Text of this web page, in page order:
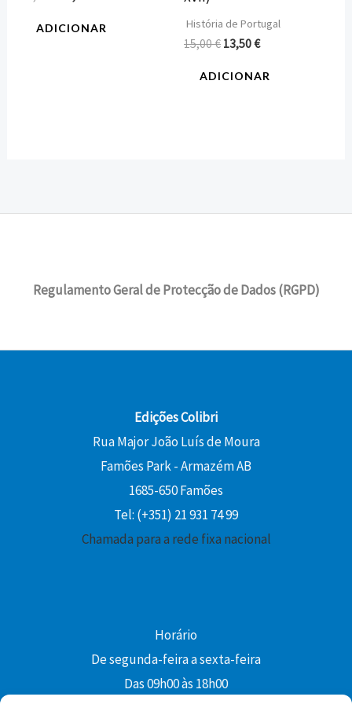
ADICIONAR História de Portugal
15,00€ 13,50€
ADICIONAR
Regulamento Geral de Protecção de Dados (RGPD)
Edições Colibri
Rua Major João Luís de Moura
Famões Park - Armazém AB
1685-650 Famões
Tel: (+351) 21 931 74 99
Chamada para a rede fixa nacional
Horário
De segunda-feira a sexta-feira
Das 09h00 às 18h00